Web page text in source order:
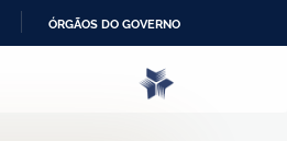
ÓRGÃOS DO GOVERNO